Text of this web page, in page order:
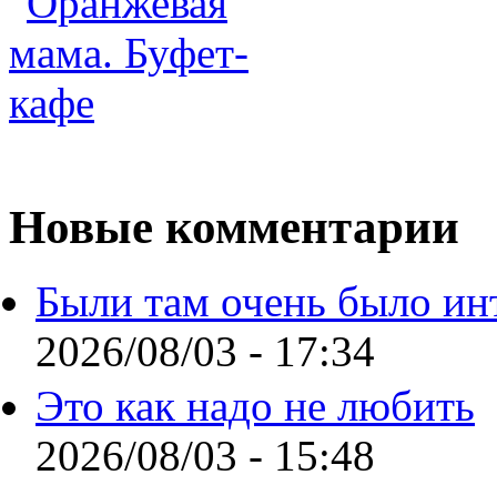
Новые комментарии
Были там очень было
2026/08/03 - 17:34
Это как надо не любить
2026/08/03 - 15:48